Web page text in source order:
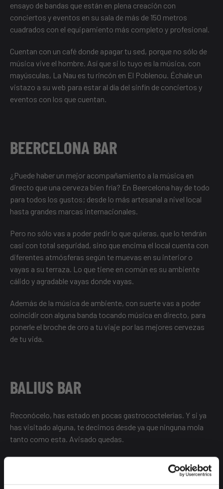
ensayo de bandas que están en plena creación con
conciertos y eventos en su sala de más de 150 metros
cuadrados con el equipamiento más completo y profesional.
Cuentan con un café donde apagar tu sed, porque no sólo de
música vive el hombre. Así que si lo tuyo es la música, con
mayúsculas, La Nau es tu rincón en El Poblenou. Échale un
vistazo a su web para estar al día del sinfín de conciertos y
eventos con los que cuentan.
BEERCELONA BAR
¿Puede haber un mejor acompañamiento a la música en
directo que una cerveza bien fría? En Beercelona hay de todo
para todos los gustos; desde lo más artesanal a nivel local
hasta grandes marcas internacionales.
Pero no sólo vas a poder pedir lo que quieras, que lo tendrán
casi con total seguridad, sino que encima el local cuenta con
diferentes atmósferas según te muevas en su interior o
vayas a su terraza. Lo que tiene en común es su ambiente
cálido y agradable vayas donde vayas.
Además de la música de ambiente, con suerte vas a poder
coincidir con alguna banda tocando música en directo, para
ponerle el broche de oro a tu viaje por las mejores cervezas
de tu vida.
BALIUS BAR
Reconócelo, has estado en pocas gastrococtelerías. Y si ya
has visitado alguna, te decimos desde ya que ninguna mola
tanto como esta. Avisado quedas.
chill, perfecto para acabar el día de trabajo, empezar un finde